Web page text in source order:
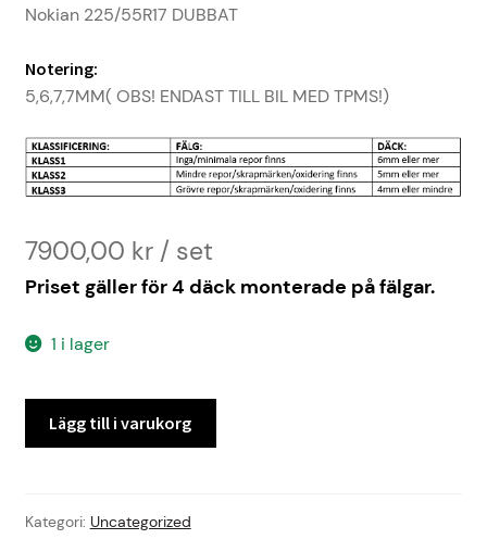
Nokian 225/55R17 DUBBAT
Notering:
5,6,7,7MM( OBS! ENDAST TILL BIL MED TPMS!)
7900,00 kr
Priset gäller för 4 däck monterade på fälgar.
1 i lager
ALU
Lägg till i varukorg
Kategori: Uncategorized